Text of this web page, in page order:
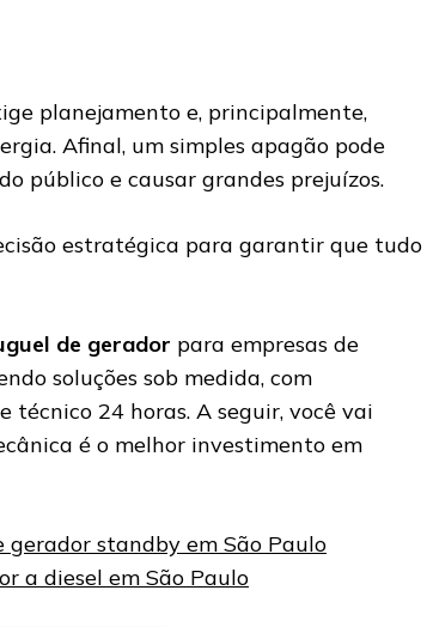
planejamento e, principalmente,
Afinal, um simples apagão pode
público e causar grandes prejuízos.
estratégica para garantir que tudo
de gerador para empresas de
soluções sob medida, com
técnico 24 horas. A seguir, você vai
é o melhor investimento em
gerador standby em São Paulo
a diesel em São Paulo